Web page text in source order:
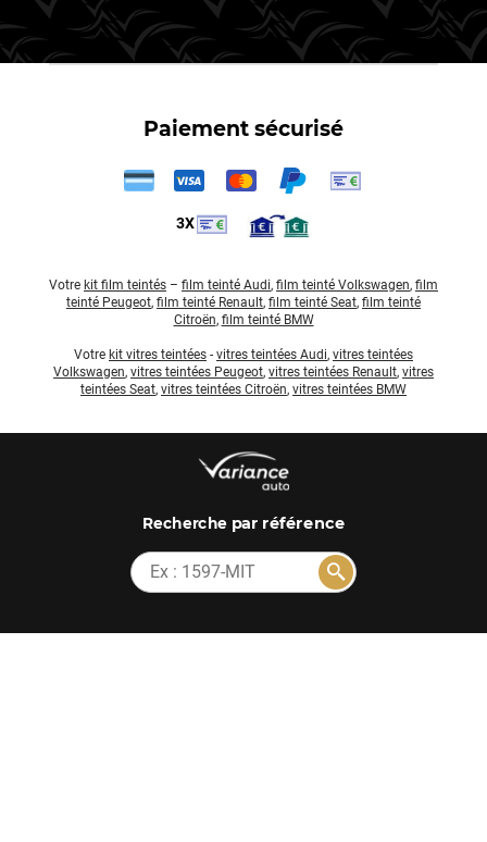
Paiement sécurisé
3X
Votre kit film teintés – film teinté Audi, film teinté Volkswagen, film
teinté Peugeot, film teinté Renault, film teinté Seat, film teinté
Citroën, film teinté BMW
Votre kit vitres teintées - vitres teintées Audi, vitres teintées
Volkswagen, vitres teintées Peugeot, vitres teintées Renault, vitres
teintées Seat, vitres teintées Citroën, vitres teintées BMW
Recherchepar référence